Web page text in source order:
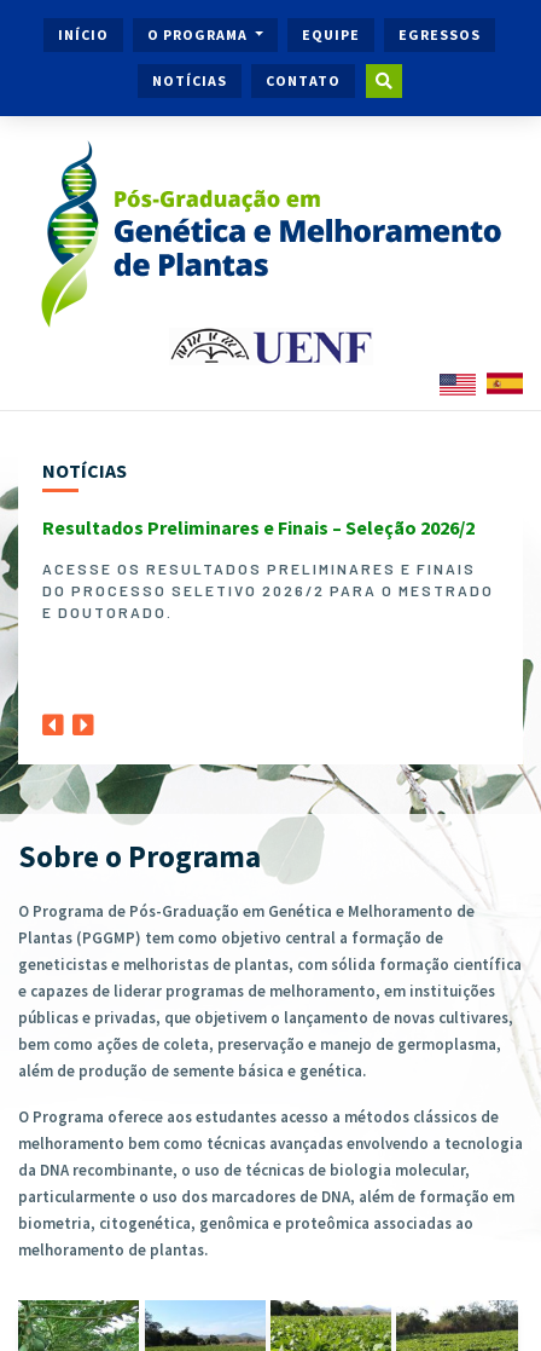
INÍCIO O PROGRAMA EQUIPE EGRESSOS
NOTÍCIAS CONTATO
NOTÍCIAS
Resultados Preliminares e Finais – Seleção 2026/2
ACESSE OS RESULTADOS PRELIMINARES E FINAIS
DO PROCESSO SELETIVO 2026/2 PARA O MESTRADO
E DOUTORADO.
1º
Sobre o Programa
O Programa de Pós-Graduação em Genética e Melhoramento de
Plantas (PGGMP) tem como objetivo central a formação de
geneticistas e melhoristas de plantas, com sólida formação científica
e capazes de liderar programas de melhoramento, em instituições
públicas e privadas, que objetivem o lançamento de novas cultivares,
bem como ações de coleta, preservação e manejo de germoplasma,
além de produção de semente básica e genética.
O Programa oferece aos estudantes acesso a métodos clássicos de
melhoramento bem como técnicas avançadas envolvendo a tecnologia
da DNA recombinante, o uso de técnicas de biologia molecular,
particularmente o uso dos marcadores de DNA, além de formação em
biometria, citogenética, genômica e proteômica associadas ao
melhoramento de plantas.